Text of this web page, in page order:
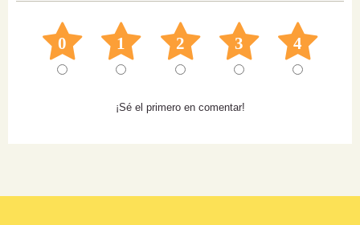
0 1 2 3 4
¡Sé el primero en comentar!